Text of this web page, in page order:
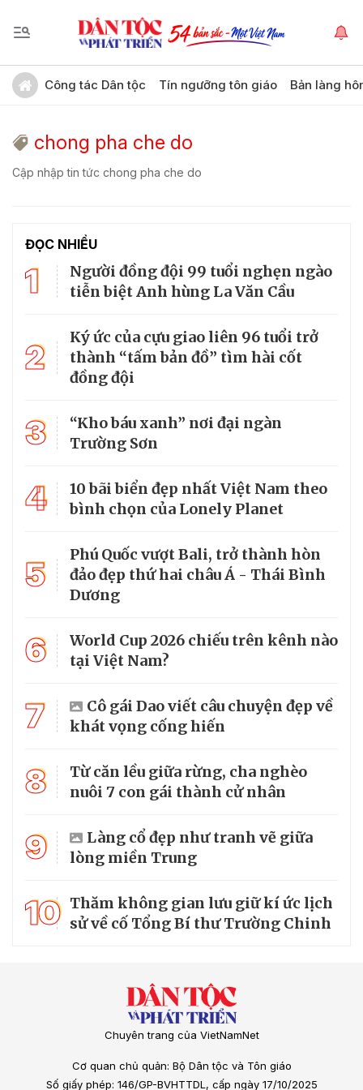
Công tác Dân tộc Tín ngưỡng tôn giáo Bản làng
chong pha che do
Cập nhập tin tức chong pha che do
ĐỌC NHIỀU
1
Người đồng đội 99 tuổi nghẹn ngào
tiễn biệt Anh hùng La Văn Cầu
2
Ký ức của cựu giao liên 96 tuổi trở
thành “tấm bản đồ” tìm hài cốt
đồng đội
3
“Kho báu xanh” nơi đại ngàn
Trường Sơn
4
10 bãi biển đẹp nhất Việt Nam theo
bình chọn của Lonely Planet
5
Phú Quốc vượt Bali, trở thành hòn
đảo đẹp thứ hai châu Á - Thái Bình
Dương
6
World Cup 2026 chiếu trên kênh nào
tại Việt Nam?
7
Cô gái Dao viết câu chuyện đẹp về
khát vọng cống hiến
8
Từ căn lều giữa rừng, cha nghèo
nuôi 7 con gái thành cử nhân
9
Làng cổ đẹp như tranh vẽ giữa
lòng miền Trung
10 Thăm không gian lưu giữ kí ức lịch
sử về cố Tổng Bí thư Trường Chinh
Chuyên trang của VietNamNet
Cơ quan chủ quản: Bộ Dân tộc và Tôn giáo
Số giấy phép: 146/GP-BVHTTDL, cấp ngày 17/10/2025